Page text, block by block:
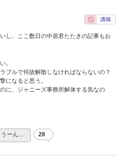
し、ここ数日の中居君たたきの記事もお
。
ブルで何故解散しなければならないの？
になると思う。
に、ジャニーズ事務所解体する気なの
うーん… 28